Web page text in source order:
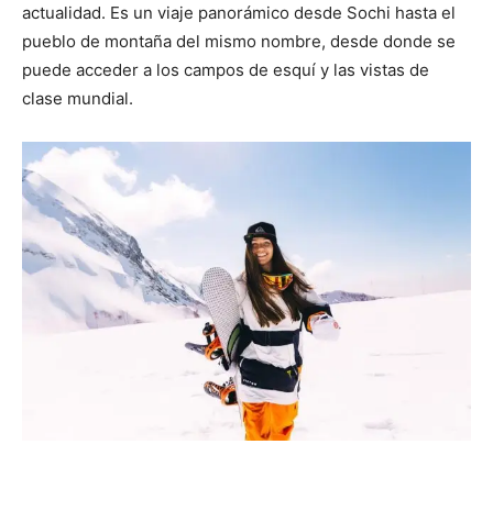
actualidad. Es un viaje panorámico desde Sochi hasta el
pueblo de montaña del mismo nombre, desde donde se
puede acceder a los campos de esquí y las vistas de
clase mundial.